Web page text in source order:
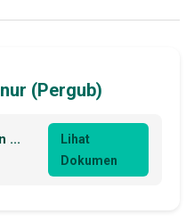
(Pergub)
...
Lihat
Dokumen